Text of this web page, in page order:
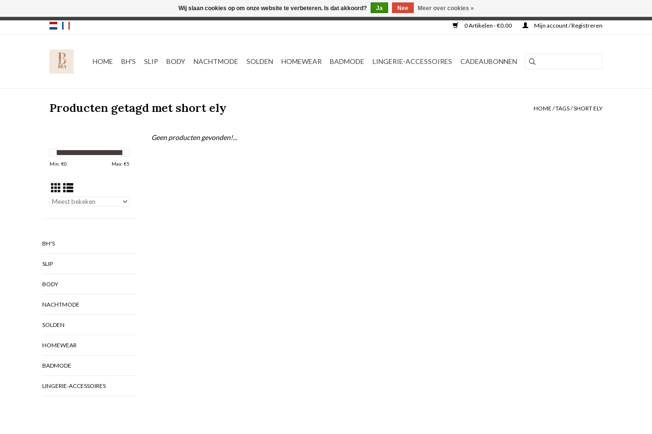
0 Artikelen - €0,00 Mijn account / Registreren
HOME BH'S SLIP BODY NACHTMODE SOLDEN HOMEWEAR BADMODE LINGERIE-ACCESSOIRES CADEAUBONNEN
Producten getagd met short ely HOME /TAGS/SHORT ELY
Min: €0 Max: €5
BH'S
SLIP
BODY
NACHTMODE
SOLDEN
HOMEWEAR
BADMODE
LINGERIE-ACCESSOIRES
Geen producten gevonden!...
Wij slaan cookies op om onze website te verbeteren. Is dat akkoord? Ja Nee Meer over cookies »
Webshop werkt met EU maten. .